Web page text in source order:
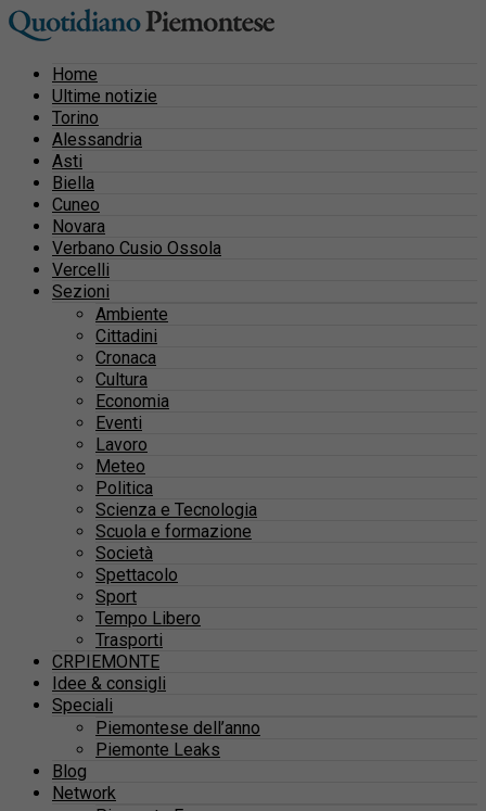
Home
Ultime notizie
Torino
Alessandria
Asti
Biella
Cuneo
Novara
Verbano Cusio Ossola
Vercelli
Sezioni
Ambiente
Cittadini
Cronaca
Cultura
Economia
Eventi
Lavoro
Meteo
Politica
Scienza e Tecnologia
Scuola e formazione
Società
Spettacolo
Sport
Tempo Libero
Trasporti
CRPIEMONTE
Idee & consigli
Speciali
Piemontese dell’anno
Piemonte Leaks
Blog
Network